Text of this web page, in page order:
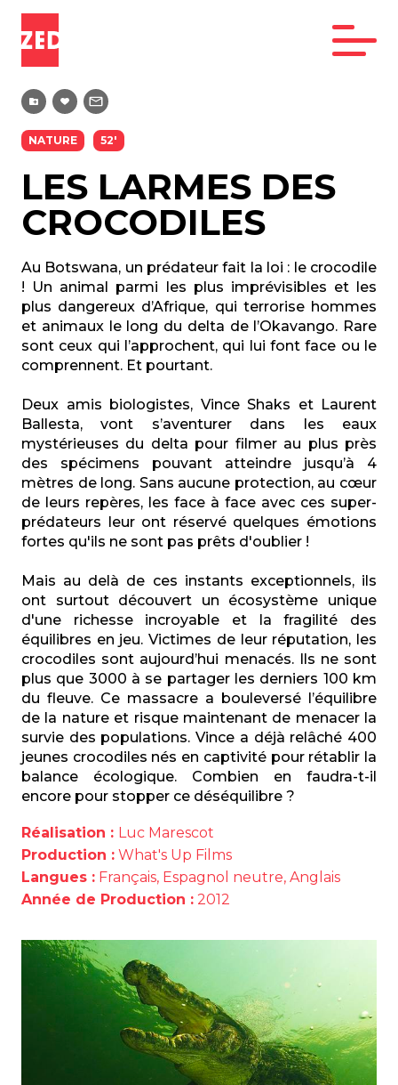
NATURE 52'
LES LARMES DES
CROCODILES
Au Botswana, un prédateur fait la loi : le crocodile
! Un animal parmi les plus imprévisibles et les
plus dangereux d’Afrique, qui terrorise hommes
et animaux le long du delta de l’Okavango. Rare
sont ceux qui l’approchent, qui lui font face ou le
comprennent. Et pourtant.
Deux amis biologistes, Vince Shaks et Laurent
Ballesta, vont s’aventurer dans les eaux
mystérieuses du delta pour filmer au plus près
des spécimens pouvant atteindre jusqu’à 4
mètres de long. Sans aucune protection, au cœur
de leurs repères, les face à face avec ces super-
prédateurs leur ont réservé quelques émotions
fortes qu'ils ne sont pas prêts d'oublier !
Mais au delà de ces instants exceptionnels, ils
ont surtout découvert un écosystème unique
d'une richesse incroyable et la fragilité des
équilibres en jeu. Victimes de leur réputation, les
crocodiles sont aujourd’hui menacés. Ils ne sont
plus que 3000 à se partager les derniers 100 km
du fleuve. Ce massacre a bouleversé l’équilibre
de la nature et risque maintenant de menacer la
survie des populations. Vince a déjà relâché 400
jeunes crocodiles nés en captivité pour rétablir la
balance écologique. Combien en faudra-t-il
encore pour stopper ce déséquilibre ?
Réalisation : Luc Marescot
Production : What's Up Films
Langues : Français, Espagnol neutre, Anglais
Année de Production : 2012